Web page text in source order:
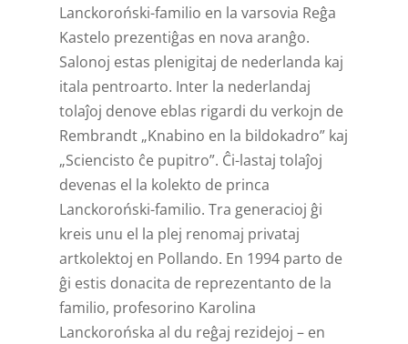
Lanckoroński-familio en la varsovia Reĝa
Kastelo prezentiĝas en nova aranĝo.
Salonoj estas plenigitaj de nederlanda kaj
itala pentroarto. Inter la nederlandaj
tolaĵoj denove eblas rigardi du verkojn de
Rembrandt „Knabino en la bildokadro” kaj
„Sciencisto ĉe pupitro”. Ĉi-lastaj tolaĵoj
devenas el la kolekto de princa
Lanckoroński-familio. Tra generacioj ĝi
kreis unu el la plej renomaj privataj
artkolektoj en Pollando. En 1994 parto de
ĝi estis donacita de reprezentanto de la
familio, profesorino Karolina
Lanckorońska al du reĝaj rezidejoj – en